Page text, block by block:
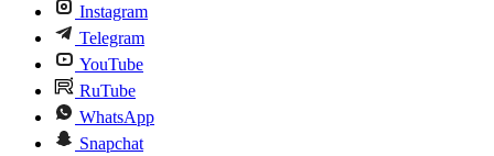
Instagram
Telegram
YouTube
RuTube
WhatsApp
Snapchat